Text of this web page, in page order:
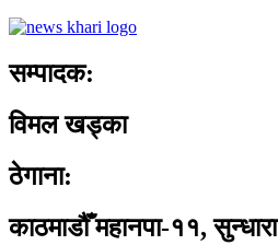
सम्पादक:
विमल खड्का
ठेगाना:
काठमाडौँ महानपा-११, सुन्धारा